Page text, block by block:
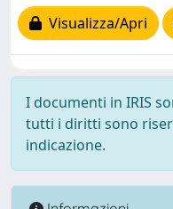
Visualizza/Apri
I documenti in IRIS
tutti i diritti sono
indicazione.